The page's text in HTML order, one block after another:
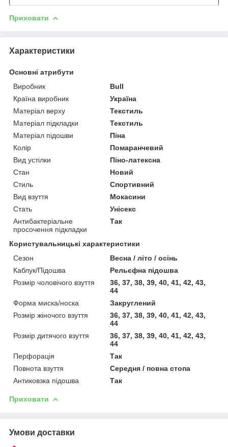
Приховати
Характеристики
Основні атрибути
Виробник
Bull
Країна виробник
Україна
Матеріал верху
Текстиль
Матеріал підкладки
Текстиль
Матеріал підошви
Піна
Колір
Помаранчевий
Вид устілки
Піно-латексна
Стан
Новий
Стиль
Спортивний
Вид взуття
Мокасини
Стать
Унісекс
Антибактеріальне
просочення підкладки
Так
Користувальницькі характеристики
Сезон
Весна / літо / осінь
Каблук/Підошва
Рельєфна підошва
Розмір чоловічого взуття
36, 37, 38, 39, 40, 41, 42, 43,
44
Форма миска/носка
Закруглений
Розмір жіночого взуття
36, 37, 38, 39, 40, 41, 42, 43,
44
Розмір дитячого взуття
36, 37, 38, 39, 40, 41, 42, 43,
44
Перфорація
Так
Повнота взуття
Середня / повна стопа
Антиковзка підошва
Так
Приховати
Умови доставки